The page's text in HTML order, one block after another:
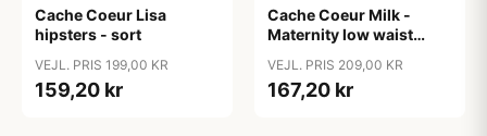
Cache Coeur Lisa
hipsters - sort
VEJL. PRIS 199,00 KR
159,20 kr
Cache Coeur Milk -
Maternity low waist
VEJL. PRIS 209,00 KR
167,20 kr